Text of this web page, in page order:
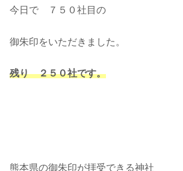
今日で ７５０社目の
御朱印をいただきました。
残り ２５０社です。
熊本県の御朱印が拝受できる神社